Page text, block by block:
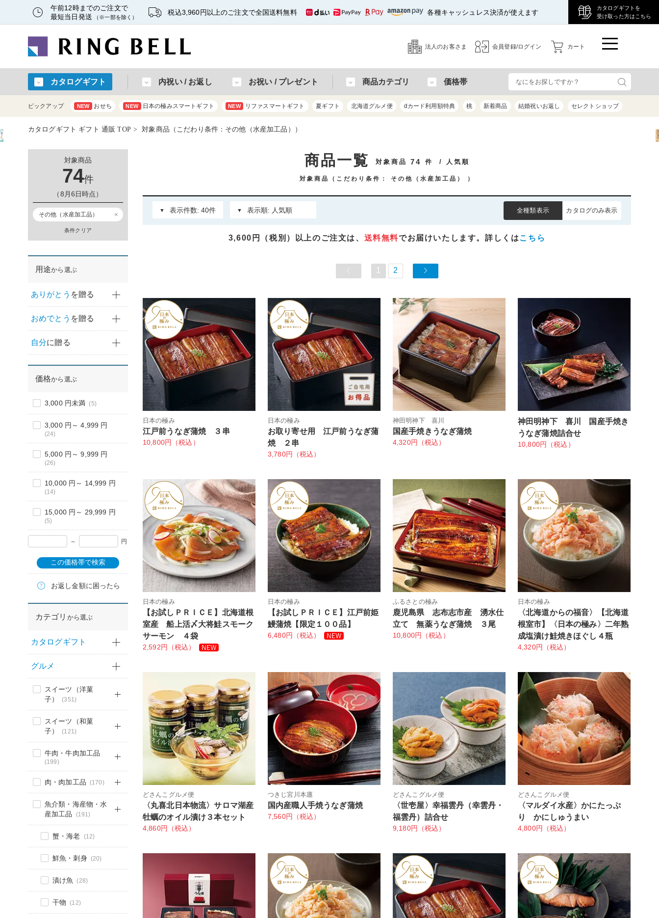
午前12時までのご注文で
最短当日発送
（※一部を除く）
税込3,960円以上のご注文で全国送料無料 各種キャッシュレス決済が使えます
カタログギフトを
受け取った方はこちら
法人のお客さま 会員登録/ログイン カート
カタログギフト 内祝い / お返し お祝い / プレゼント 商品カテゴリ 価格帯
ピックアップ NEW おせち NEW 日本の極みスマートギフト NEW リファスマートギフト 夏ギフト 北海道グルメ便 dカード利用額特典 桃 新着商品 結婚祝いお返し セレクトショップ
カタログギフト ギフト 通販 TOP 対象商品（こだわり条件：その他（水産加工品））
対象商品
74件
（8月6日時点）
その他（水産加工品）
条件クリア
用途から選ぶ
ありがとう を贈る
おめでとう を贈る
自分に贈る
価格から選ぶ
3,000 円未満 (5)
3,000 円～ 4,999 円
(24)
5,000 円～ 9,999 円
(26)
10,000 円～ 14,999 円
(14)
15,000 円～ 29,999 円
(5)
～ 円
この価格帯で検索
お返し金額に困ったら
カテゴリ から選ぶ
カタログギフト
グルメ
スイーツ（洋菓
子）
(351)
スイーツ（和菓
子）
(121)
牛肉・牛肉加工品
(199)
肉・肉加工品 (170)
魚介類・海産物・水
産加工品
(191)
蟹・海老 (12)
鮮魚・刺身 (20)
漬け魚 (28)
干物 (12)
商品一覧 対象商品 74 件 / 人気順
対象商品（こだわり条件： その他（水産加工品） ）
全種類表示 カタログのみ表示
3,600円（税別）以上のご注文は、 送料無料でお届けいたします。詳しくはこちら
1 2
日本の極み
江戸前うなぎ蒲焼 ３串
10,800円（税込）
日本の極み
お取り寄せ用 江戸前うなぎ蒲
焼 ２串
3,780円（税込）
神田明神下 喜川
国産手焼きうなぎ蒲焼
4,320円（税込）
神田明神下 喜川 国産手焼き
うなぎ蒲焼詰合せ
10,800円（税込）
日本の極み
【お試しＰＲＩＣＥ】北海道根
室産 船上活〆大将鮭スモーク
サーモン ４袋
2,592円（税込）
日本の極み
【お試しＰＲＩＣＥ】江戸前姫
鰻蒲焼【限定１００品】
6,480円（税込）
ふるさとの極み
鹿児島県 志布志市産 湧水仕
立て 無薬うなぎ蒲焼 ３尾
10,800円（税込）
日本の極み
〈北海道からの福音〉【北海道
根室市】〈日本の極み〉二年熟
成塩漬け鮭焼きほぐし４瓶
4,320円（税込）
どさんこグルメ便
〈丸喜北日本物流〉サロマ湖産
牡蠣のオイル漬け３本セット
4,860円（税込）
つきじ宮川本廛
国内産職人手焼うなぎ蒲焼
7,560円（税込）
どさんこグルメ便
〈世壱屋〉幸福雲丹（幸雲丹・
福雲丹）詰合せ
9,180円（税込）
どさんこグルメ便
〈マルダイ水産〉かにたっぷ
り かにしゅうまい
4,800円（税込）